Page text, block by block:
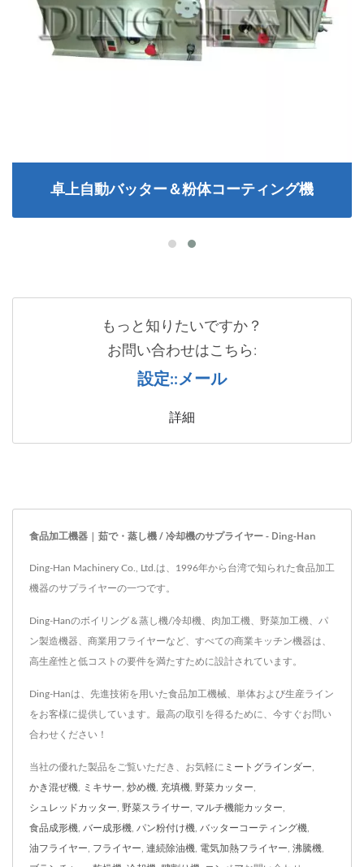
卓上自動バッター＆粉体コーティング機
もっと知りたいですか？
お問い合わせはこちら:
設定::メール
詳細
食品加工機器 | 茹で・蒸し機 / 冷却機のサプライヤー - Ding-Han
Ding-Han Machinery Co., Ltd.は、1996年から台湾で知られた食品加工
機器のサプライヤーの一つです。
Ding-Hanのボイリング＆蒸し機/冷却機、肉加工機、野菜加工機、パ
ン製造機器、商業用フライヤーなど、すべての商業キッチン機器は、
高生産性と低コストの要件を満たすために設計されています。
Ding-Hanは、先進技術を用いた食品加工機械、単体および生産ライン
をお客様に提供しています。最高の取引を得るために、今すぐお問い
合わせください！
当社の優れた製品をご覧いただき、お気軽に ミートグラインダー
かき混ぜ機 ミキサー 炒め機 充填機 野菜カッター
シュレッドカッター 野菜スライサー マルチ機能カッター
食品成形機 バー成形機 パン粉付け機 バッターコーティング機
油フライヤー フライヤー 連続除油機 電気加熱フライヤー 沸騰機